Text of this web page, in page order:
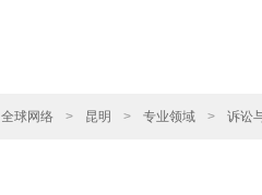
全球网络 > 昆明 > 专业领域 > 诉讼